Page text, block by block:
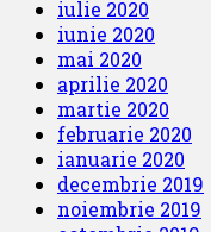
iulie 2020
iunie 2020
mai 2020
aprilie 2020
martie 2020
februarie 2020
ianuarie 2020
decembrie 2019
noiembrie 2019